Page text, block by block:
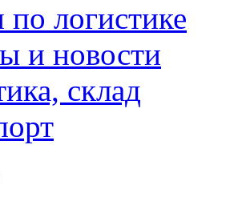
по логистике
и новости
склад